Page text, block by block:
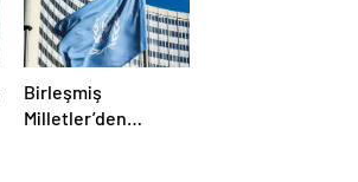
Birleşmiş
Milletler’den